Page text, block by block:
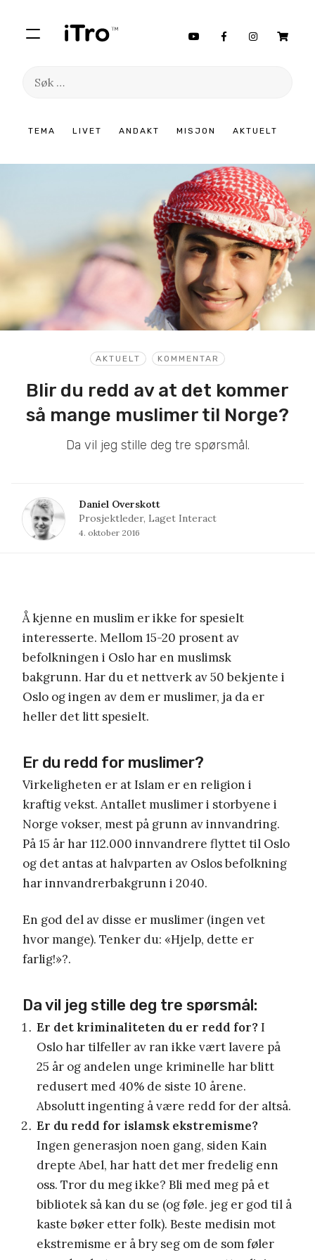
TEMA LIVET ANDAKT MISJON AKTUELT
Søk
innhold
AKTUELT KOMMENTAR
Blir du redd av at det kommer
så mange muslimer til Norge?
Da vil jeg stille deg tre spørsmål.
Daniel Overskott
Prosjektleder, Laget Interact
4. oktober 2016
Å kjenne en muslim er ikke for spesielt
interesserte. Mellom 15-20 prosent av
befolkningen i Oslo har en muslimsk
bakgrunn. Har du et nettverk av 50 bekjente i
Oslo og ingen av dem er muslimer, ja da er
heller det litt spesielt.
Er du redd for muslimer?
Virkeligheten er at Islam er en religion i
kraftig vekst. Antallet muslimer i storbyene i
Norge vokser, mest på grunn av innvandring.
På 15 år har 112.000 innvandrere flyttet til Oslo
og det antas at halvparten av Oslos befolkning
har innvandrerbakgrunn i 2040.
En god del av disse er muslimer (ingen vet
hvor mange). Tenker du: «Hjelp, dette er
farlig!»?.
Da vil jeg stille deg tre spørsmål:
Er det kriminaliteten du er redd for?I
Oslo har tilfeller av ran ikke vært lavere på
25 år og andelen unge kriminelle har blitt
redusert med 40% de siste 10 årene.
Absolutt ingenting å være redd for der altså.
Er du redd for islamsk ekstremisme?
Ingen generasjon noen gang, siden Kain
drepte Abel, har hatt det mer fredelig enn
oss. Tror du meg ikke? Bli med meg på et
bibliotek så kan du se (og føle. jeg er god til å
kaste bøker etter folk). Beste medisin mot
ekstremisme er å bry seg om de som føler